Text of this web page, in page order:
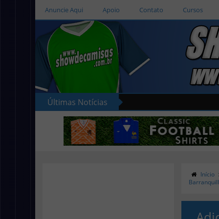
Anuncie Aqui Apoio Contato Cursos
Últimas Notícias
Início